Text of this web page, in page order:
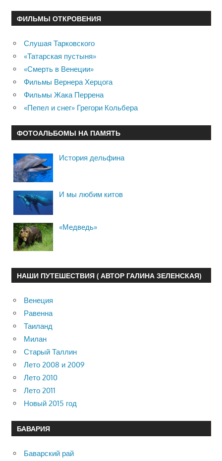
ФИЛЬМЫ ОТКРОВЕНИЯ
Слушая Тарковского
«Татарская пустыня»
«Смерть в Венеции»
Фильмы Вернера Херцога
Фильмы Жака Перрена
«Пепел и снег» Грегори Кольбера
ФОТОАЛЬБОМЫ НА ПАМЯТЬ
История дельфина
И мы любим китов
«Медведь»
НАШИ ПУТЕШЕСТВИЯ ( АВТОР ГАЛИНА ЗЕЛЕНСКАЯ)
Венеция
Равенна
Таиланд
Милан
Старый Таллин
Лето 2008 и 2009
Лето 2010
Лето 2011
Новый 2015 год
БАВАРИЯ
Баварский рай